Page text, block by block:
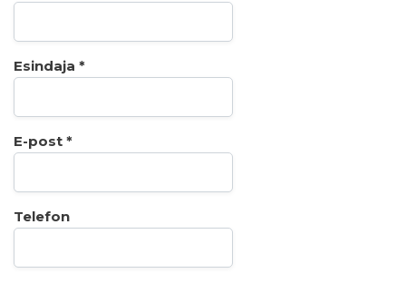
Esindaja *
E-post *
Telefon